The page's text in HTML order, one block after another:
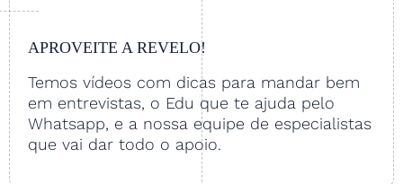
APROVEITE A REVELO!
Temos vídeos com dicas para mandar bem
em entrevistas, o Edu que te ajuda pelo
Whatsapp, e a nossa equipe de especialistas
que vai dar todo o apoio.